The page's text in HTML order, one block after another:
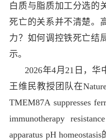
白质与脂质加工分选的
死亡的关系并不清楚。
力？如何调控铁死亡结
示。
2026年4月21日，
王维民教授团队在
TMEM87A suppresses
immunotherapy
apparatus pH